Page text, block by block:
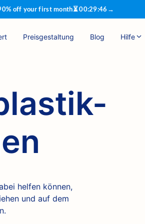
off your first month⏳00:29:45 →
Preisgestaltung Blog Hilfe
helfen können,
und auf dem